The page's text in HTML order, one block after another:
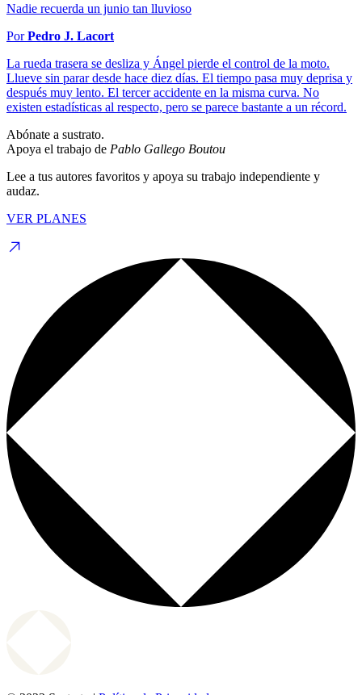
Nadie recuerda un junio tan lluvioso
PorPedro J. Lacort
La rueda trasera se desliza y Ángel pierde el control de la moto.
Llueve sin parar desde hace diez días. El tiempo pasa muy deprisa y
después muy lento. El tercer accidente en la misma curva. No
existen estadísticas al respecto, pero se parece bastante a un récord.
Abónate a sustrato.
Apoya el trabajo de Pablo Gallego Boutou
Lee a tus autores favoritos y apoya su trabajo independiente y
audaz.
VER PLANES